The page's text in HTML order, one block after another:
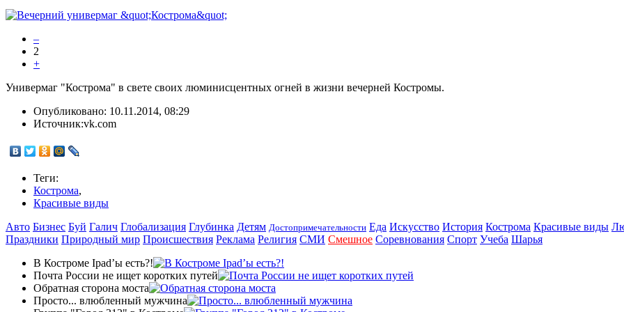
–
2
+
Универмаг "Кострома" в свете своих люминисцентных огней в жизни вечерней Костромы.
Опубликовано: 10.11.2014, 08:29
Источник:vk.com
Теги:
Кострома,
Красивые виды
Авто Бизнес Буй Галич Глобализация Глубинка Детям Достопримечательности Еда Искусство История Кострома Красивые виды
Праздники Природный мир Происшествия Реклама Религия СМИ Смешное Соревнования Спорт Учеба Шарья
В Костроме Ipad’ы есть?!
Почта России не ищет коротких путей
Обратная сторона моста
Просто... влюбленный мужчина